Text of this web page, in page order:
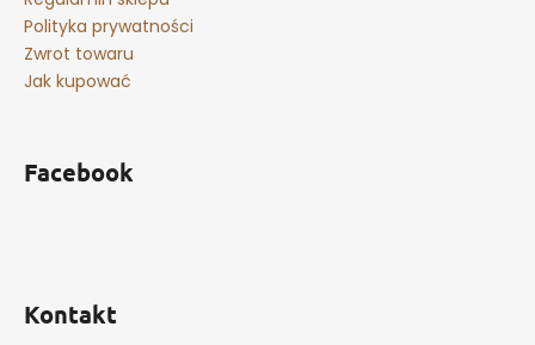
Polityka prywatności
Zwrot towaru
Jak kupować
Facebook
Kontakt